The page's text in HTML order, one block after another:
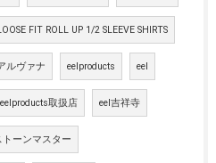
FIT ROLL UP 1/2 SLEEVE SHIRTS
ルヴァナ eelproducts eel
eelproducts取扱店 eel吉祥寺
トーンマスター